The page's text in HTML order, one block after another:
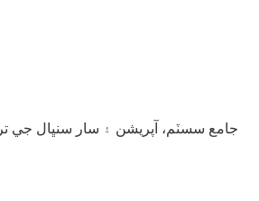
جامع سسٽم، آپريشن ۽ سار سنڀال جي